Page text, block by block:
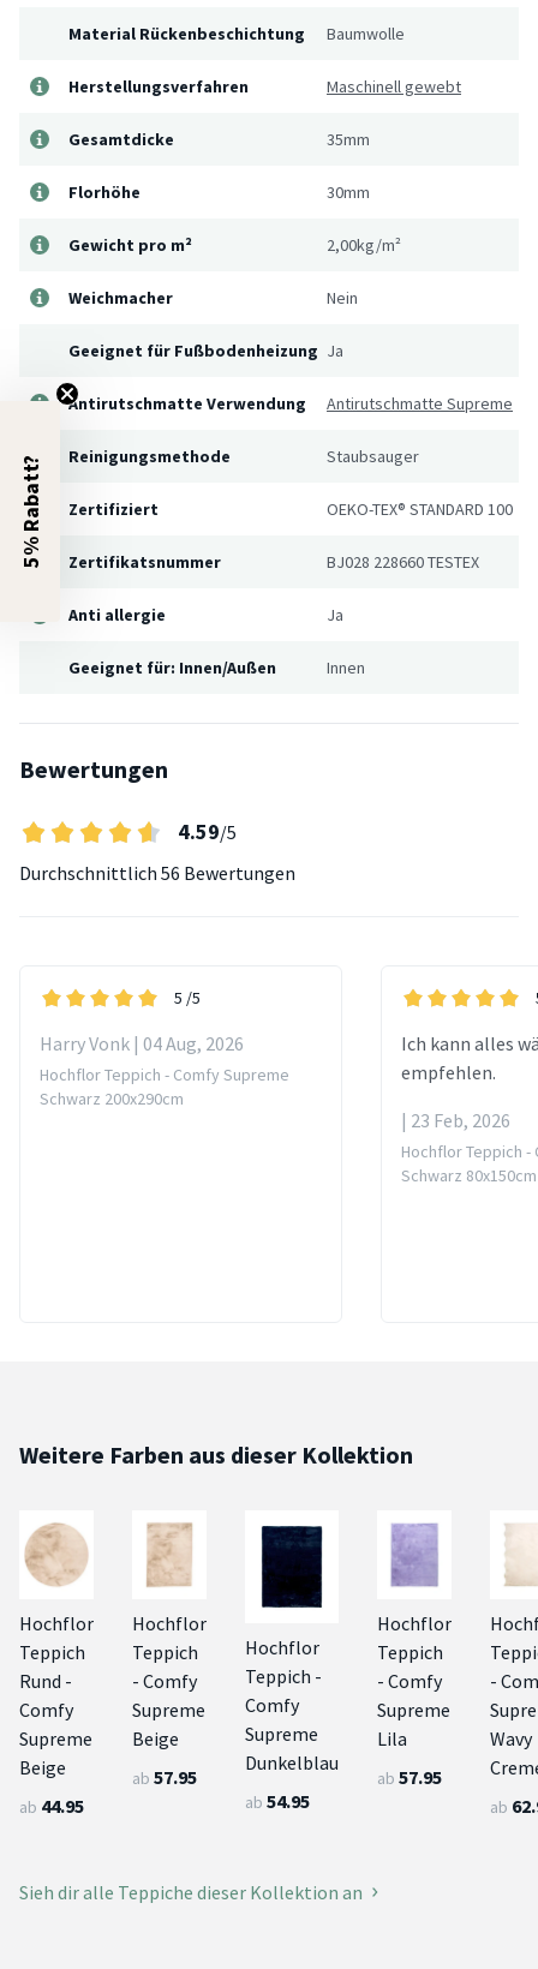
Material Rückenbeschichtung Baumwolle
Herstellungsverfahren Maschinell gewebt
Gesamtdicke 35mm
Florhöhe 30mm
Gewicht pro m² 2,00kg/m²
Weichmacher Nein
Geeignet für Fußbodenheizung Ja
Antirutschmatte Verwendung Antirutschmatte Supreme
Reinigungsmethode Staubsauger
Zertifiziert OEKO-TEX® STANDARD 100
Zertifikatsnummer BJ028 228660 TESTEX
Anti allergie Ja
Geeignet für: Innen/Außen Innen
Bewertungen
4.59/5
Durchschnittlich 56 Bewertungen
5 /5
Harry Vonk | 04 Aug, 2026
Hochflor Teppich - Comfy Supreme
Schwarz 200x290cm
Ich kann alles
empfehlen.
| 23 Feb, 2026
Hochflor Teppich -
Schwarz 80x150cm
Weitere Farben aus dieser Kollektion
Hochflor
Teppich
Rund -
Comfy
Supreme
Beige
ab 44.95
Hochflor
Teppich
- Comfy
Supreme
Beige
ab 57.95
Hochflor
Teppich -
Comfy
Supreme
Dunkelblau
ab 54.95
Hochflor
Teppich
- Comfy
Supreme
Lila
ab 57.95
-
Wavy
ab
Sieh dir alle Teppiche dieser Kollektion an
5% Rabatt?